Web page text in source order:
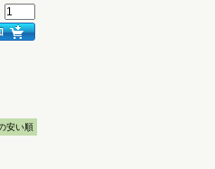
安い順